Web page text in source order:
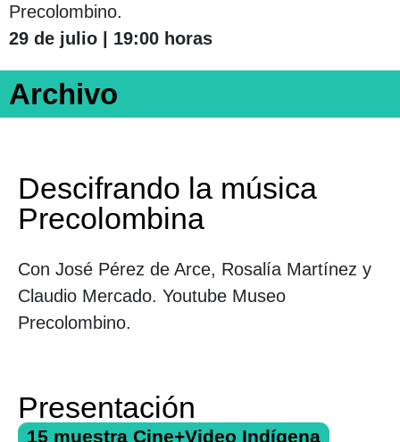
Precolombino.
29 de julio | 19:00 horas
Archivo
Descifrando la música
Precolombina
Con José Pérez de Arce, Rosalía Martínez y
Claudio Mercado. Youtube Museo
Precolombino.
Presentación
15 muestra Cine+Video Indígena